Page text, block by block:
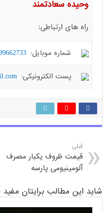
وحیده سعادتمند
راه های ارتباطی:
شماره موبایل:
پست الکترونیکی:
قبلی
قیمت ظروف یکبار مصرف
آلومینیومی پارسه
شاید این مطالب برایتان مفید